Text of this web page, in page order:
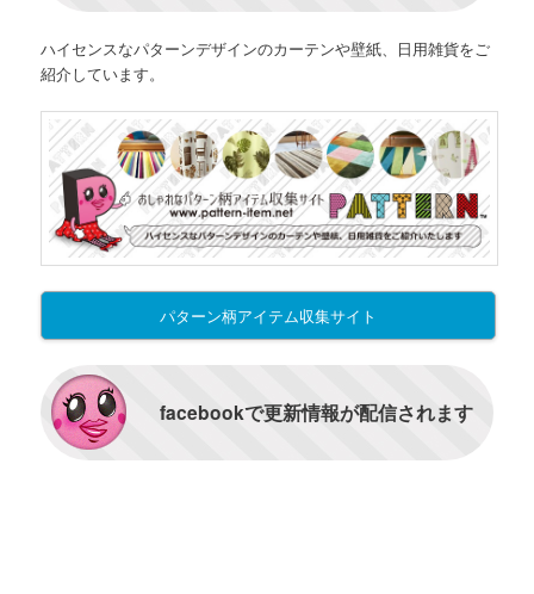
ハイセンスなパターンデザインのカーテンや壁紙、日用雑貨をご
紹介しています。
パターン柄アイテム収集サイト
facebookで更新情報が配信されます